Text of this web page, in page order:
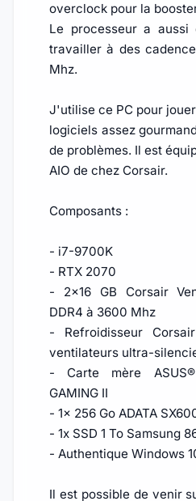
overclock pour la
Le processeur a aussi
travailler à des
Mhz.
J'utilise ce PC pour
logiciels assez
de problèmes. Il est
AIO de chez Corsair.
Composants :
- i7-9700K
- RTX 2070
- 2x16 GB Corsair
DDR4 à 3600 Mhz
- Refroidisseur
ventilateurs ultra-
- Carte mère
GAMING II
- 1x 256 Go ADATA
- 1x SSD 1 To Samsung
- Authentique Windows
Il est possible de venir